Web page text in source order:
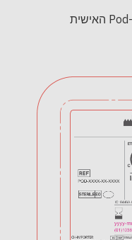
מיקום מספר האצווה על תווית ה-Pod האישית